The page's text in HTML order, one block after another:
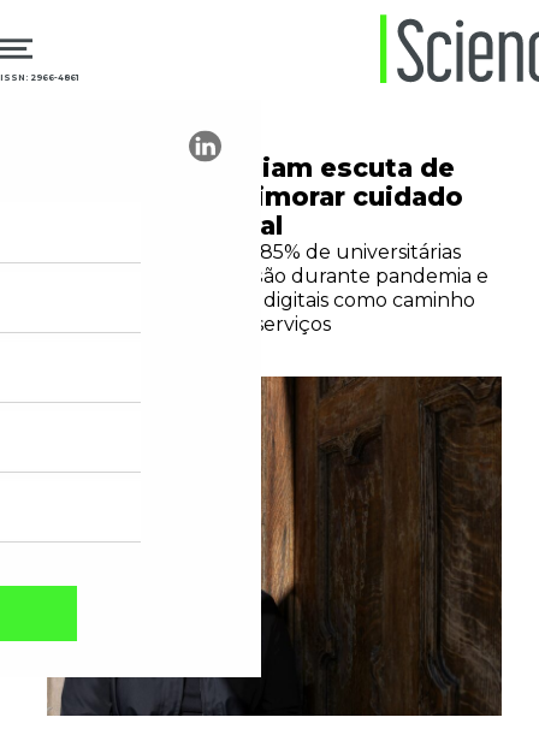
ISSN: 2966-4861
Pesquisas ampliam escuta de
jovens para aprimorar cuidado
em saúde mental
Estudos revelam que 85% de universitárias
apresentaram depressão durante pandemia e
apontam ferramentas digitais como caminho
para ampliar acesso a serviços
Samuel Fernandes